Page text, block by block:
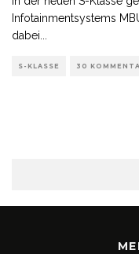
Infotainmentsystems
dabei
S-KLASSE 30